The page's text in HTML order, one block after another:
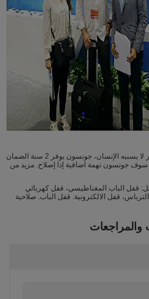
وسيتم تكريم خدمة الضمان إذا كان الضرر لا يسببه الإنسان، جونسون يوفر 2 سنة الضمان
جونسون تهمة اضافية إذا إصلاح. مزيد من
قفل الباب المغناطيسي، قفل كهربائي
قفل الالكترونية. قفل الباب. صلاحية
والمراجعات